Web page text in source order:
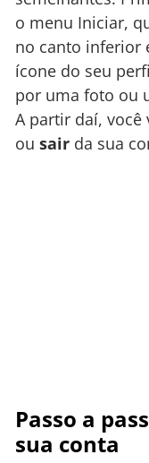
o menu Iniciar,
no canto inferior
ícone do seu
por uma foto ou
A partir daí, você
ou sair da sua
Passo a
sua conta